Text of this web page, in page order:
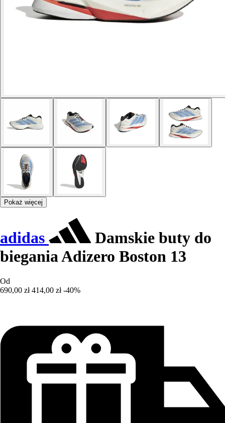
Pokaż więcej
adidas
Damskie buty do
biegania Adizero Boston 13
Od
690,00 zł 414,00 zł -40%